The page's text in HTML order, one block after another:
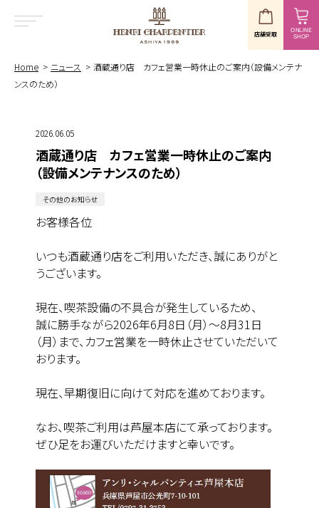
店舗受取 ONLINE
SHOP
Home ニュース
酒蔵通り店 カフェ営業一時休止のご案内（設備メンテナ
ンスのため）
2026.06.05
酒蔵通り店 カフェ営業一時休止のご案内
（設備メンテナンスのため）
その他のお知らせ
お客様各位
いつも酒蔵通り店をご利用いただき、誠にありがと
うございます。
現在、喫茶設備の不具合が発生しているため、
誠に勝手ながら2026年6月8日（月）～8月31日
（月）まで、カフェ営業を一時休止させていただいて
おります。
現在、早期復旧に向けて対応を進めております。
なお、喫茶ご利用は芦屋本店にて承っております。
ぜひ足をお運びいただけますと幸いです。